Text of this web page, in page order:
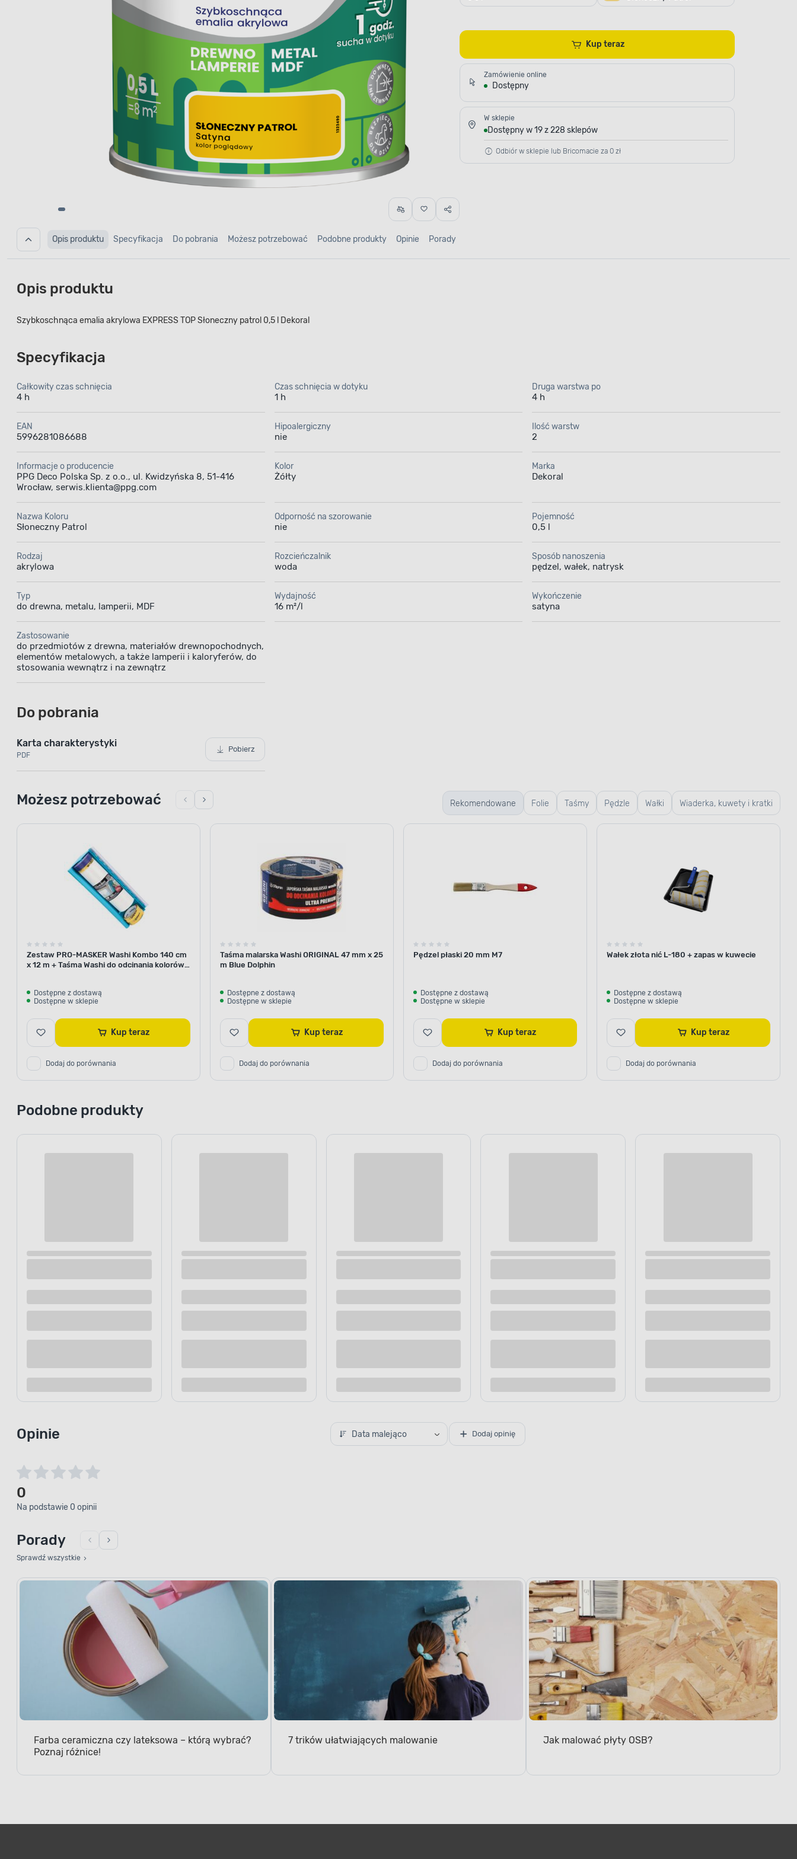
Kup teraz
Zamówienie online
Dostępny
W sklepie
Dostępny w 19 z 228 sklepów
Odbiór w sklepie lub Bricomacie za 0 zł
Opis produktu Specyfikacja Do pobrania Możesz potrzebować Podobne produkty Opinie Porady
Opis produktu
Szybkoschnąca emalia akrylowa EXPRESS TOP Słoneczny patrol 0,5 l Dekoral
Specyfikacja
Całkowity czas schnięcia
4 h
Czas schnięcia w dotyku
1 h
Druga warstwa po
4 h
EAN
5996281086688
Hipoalergiczny
nie
Ilość warstw
2
Informacje o producencie
PPG Deco Polska Sp. z o.o., ul. Kwidzyńska 8, 51-416
Wrocław, serwis.klienta@ppg.com
Kolor
Żółty
Marka
Dekoral
Nazwa Koloru
Słoneczny Patrol
Odporność na szorowanie
nie
Pojemność
0,5 l
Rodzaj
akrylowa
Rozcieńczalnik
woda
Sposób nanoszenia
pędzel, wałek, natrysk
Typ
do drewna, metalu, lamperii, MDF
Wydajność
16 m²/l
Wykończenie
satyna
Zastosowanie
do przedmiotów z drewna, materiałów drewnopochodnych,
elementów metalowych, a także lamperii i kaloryferów, do
stosowania wewnątrz i na zewnątrz
Do pobrania
Karta charakterystyki
PDF
Pobierz
Rekomendowane Folie Taśmy Pędzle Wałki Wiaderka, kuwety i kratki
Możesz potrzebować
Zestaw PRO-MASKER Washi Kombo 140 cm
x 12 m + Taśma Washi do odcinania kolorów
Dostępne z dostawą
Dostępne w sklepie
Kup teraz
Dodaj do porównania
Taśma malarska Washi ORIGINAL 47 mm x 25
m Blue Dolphin
Dostępne z dostawą
Dostępne w sklepie
Kup teraz
Dodaj do porównania
Pędzel płaski 20 mm M7
Dostępne z dostawą
Dostępne w sklepie
Kup teraz
Dodaj do porównania
Wałek złota nić L-180 + zapas w kuwecie
Dostępne z dostawą
Dostępne w sklepie
Kup teraz
Dodaj do porównania
Podobne produkty
Opinie Data malejąco Dodaj opinię
0
Na podstawie 0 opinii
Porady
Sprawdź wszystkie
Farba ceramiczna czy lateksowa – którą wybrać?
Poznaj różnice!
7 trików ułatwiających malowanie Jak malować płyty OSB?